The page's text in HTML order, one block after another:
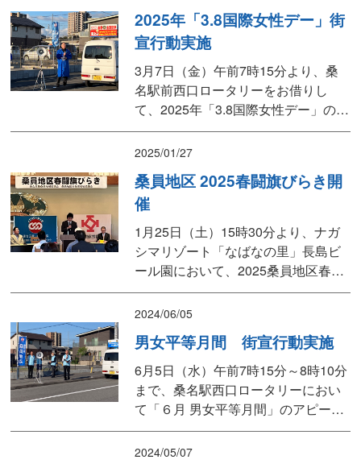
さつの後、連合三重 番条会長をはじ
め、桑名市長、いなべ市長、地域で
ご活躍されている各級議員の皆様、
各種団体の代表者...
2025年「3.8国際女性デー」街
宣行動実施
3月7日（金）午前7時15分より、桑
名駅前西口ロータリーをお借りし
て、2025年「3.8国際女性デー」のア
ピール行動として、街頭演説と「3.8
国際女性デー」のチラシ入りテッシ
女性デー」は、女性の地位向上、女
性差別の払拭等を目指す国際的な連
帯と統一行動の日として、国連によ
って１９７５年...
2025/01/27
桑員地区 2025春闘旗びらき開
催
1月25日（土）15時30分より、ナガ
シマリゾート「なばなの里」長島ビ
ール園において、2025桑員地区春闘
旗びらきを、ご来賓を含め95名の出
席者のもと盛会に開催されました。
あいさつの後、連合三重 番条会長を
はじめ、岡田 克也衆議院議員、桑名
市 伊藤 徳宇 市長、いなべ市 日沖 靖
市長、
2024/06/05
男女平等月間 街宣行動実施
6月5日（水）午前7時15分～8時10分
まで、桑名駅西口ロータリーにおい
て「６月 男女平等月間」のアピール
行動として、街頭演説ならびにチラ
シ入りテッシュの配布を行いまし
2024/05/07